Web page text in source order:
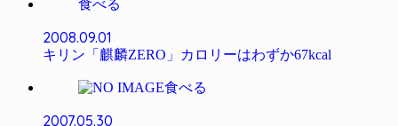
食べる
2008.09.01
キリン「麒麟ZERO」カロリーはわずか67kcal
食べる
2007.05.30